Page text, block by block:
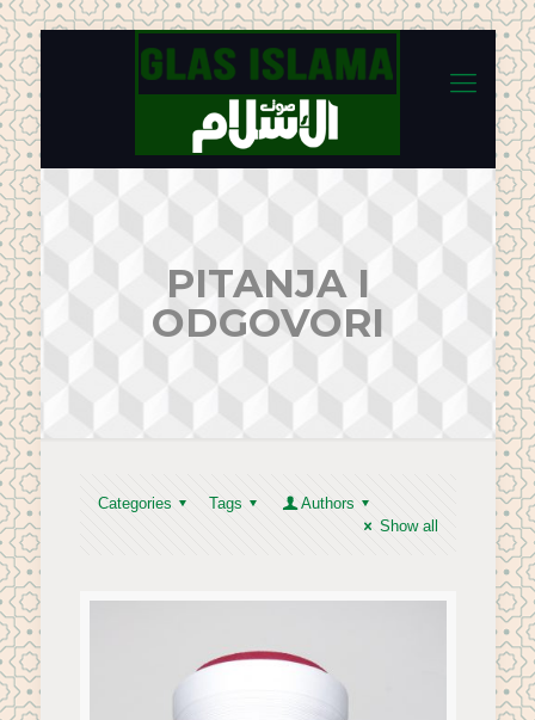
PITANJA I
ODGOVORI
Categories Tags
Authors
Show all